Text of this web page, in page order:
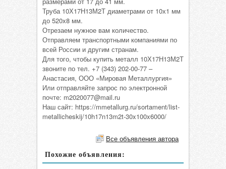
Труба 10Х17Н13М2Т диаметрами от 10х1 мм
до 520х8 мм.
Отрезаем нужное вам количество.
Отправляем транспортными компаниями по
всей России и другим странам.
Для того, чтобы купить металл 10Х17Н13М2Т
звоните по тел. +7 (343) 202-00-77 –
Анастасия, ООО «Мировая Металлургия»
Или отправляйте запрос по электронной
почте: m2020077@mail.ru
Наш сайт: https://mmetallurg.ru/sortament/list-
metallicheskij/10h17n13m2t-30x100x6000/
Все объявления автора
Похожие объявления: